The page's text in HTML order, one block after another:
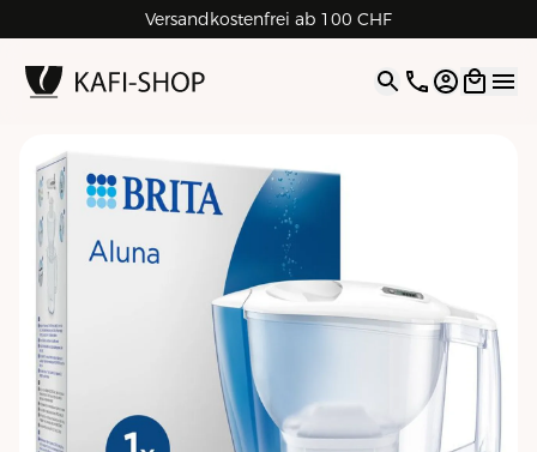
Versandkostenfrei ab 100 CHF
4.9| 5.0 Google
Open